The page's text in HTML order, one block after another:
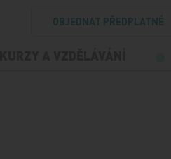
OBJEDNAT PŘEDPLATNÉ